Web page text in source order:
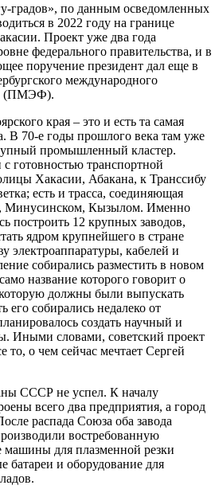
градов», по данным осведомленных
в 2022 году на границе
Проект уже два года
федерального правительства, и в
поручение президент дал еще в
международного
(ПМЭФ).
края – это и есть та самая
В 70-е годы прошлого века там уже
промышленный кластер.
готовностью транспортной
Хакасии, Абакана, к Транссибу
есть и трасса, соединяющая
Минусинском, Кызылом. Именно
построить 12 крупных заводов,
ядром крупнейшего в стране
электроаппаратуры, кабелей и
собирались разместить в новом
название которого говорит о
должны были выпускать
его собирались недалеко от
создать научный и
Иными словами, советский проект
то, о чем сейчас мечтает Сергей
СССР не успел. К началу
всего два предприятия, а город
распада Союза оба завода
востребованную
для плазменной резки
батареи и оборудование для